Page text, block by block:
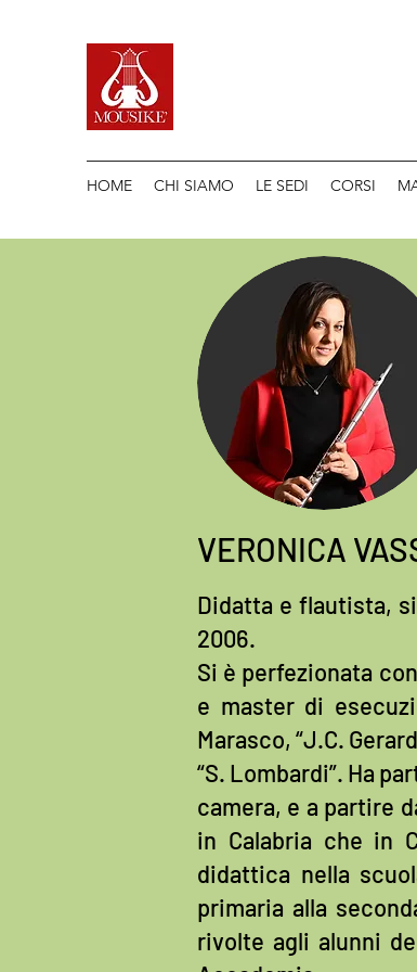
HOME CHI SIAMO LE SEDI CORSI
VERONICA
Didatta e flautista,
2006.
Si è perfezionata
e master di
Marasco, “J.C.
“S. Lombardi”. Ha
camera, e a partire
in Calabria che in
didattica nella
primaria alla
rivolte agli alunni